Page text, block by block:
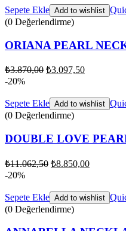
Sepete Ekle Add to wishlist
(0 Değerlendirme)
ORIANA PEARL
₺3.870,00 ₺3.097,50
-20%
Sepete Ekle Add to wishlist
(0 Değerlendirme)
DOUBLE LOVE
₺11.062,50 ₺8.850,00
-20%
Sepete Ekle Add to wishlist
(0 Değerlendirme)